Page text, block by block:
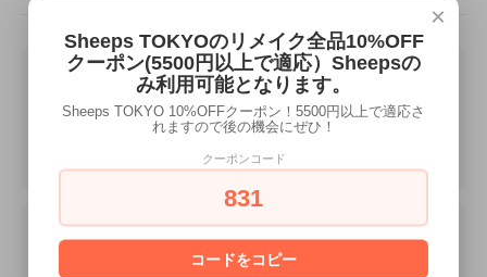
×
Sheeps TOKYOのリメイク全品10%OFF
クーポン(5500円以上で適応）Sheepsの
み利用可能となります。
Sheeps TOKYO 10%OFFクーポン！5500円以上で適応さ
れますので後の機会にぜひ！
クーポンコード
831
コードをコピー